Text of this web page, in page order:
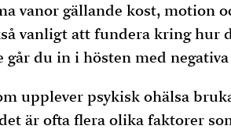
vanor gällande kost, motion
vanligt att fundera kring
går du in i hösten med
upplever psykisk ohälsa
är ofta flera olika faktorer